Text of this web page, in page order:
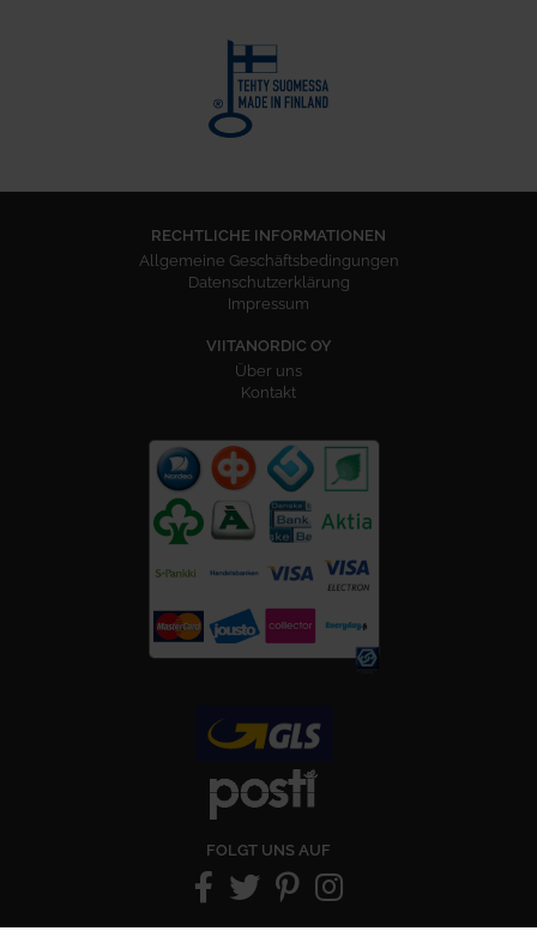
RECHTLICHE INFORMATIONEN
Allgemeine Geschäftsbedingungen
Datenschutzerklärung
Impressum
VIITANORDIC OY
Über uns
Kontakt
FOLGT UNS AUF